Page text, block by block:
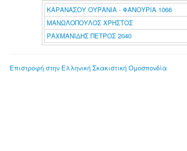
ΚΑΡΑΝΑΣΟΥ ΟΥΡΑΝΙΑ - ΦΑΝΟΥΡΙΑ 1066
ΜΑΝΩΛΟΠΟΥΛΟΣ ΧΡΗΣΤΟΣ
ΡΑΧΜΑΝΙΔΗΣ ΠΕΤΡΟΣ 2040
Επιστροφή στην Ελληνική Σκακιστική Ομοσπονδία